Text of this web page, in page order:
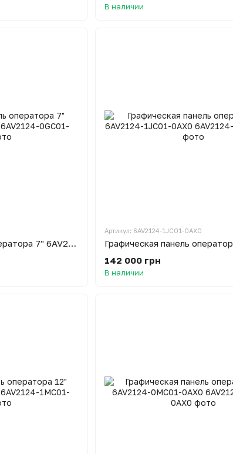
В наличии
Графическая панель оператора 7" 6AV2124-0GC01-0AX0
Артикул: 6AV2124-1JC01-0AX0
142 000 грн
В наличии